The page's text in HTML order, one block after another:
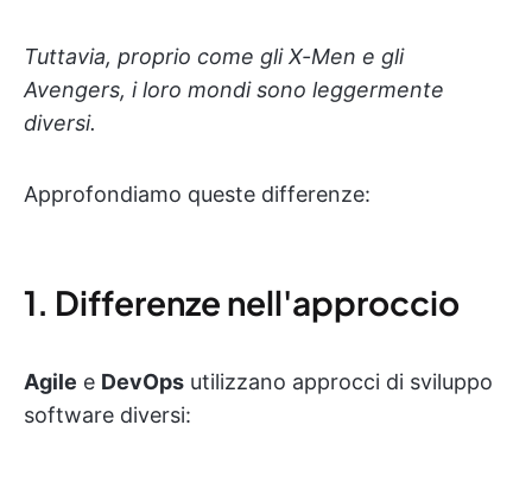
Tuttavia, proprio come gli X-Men e gli
Avengers, i loro mondi sono leggermente
diversi.
Approfondiamo queste differenze:
1. Differenze nell'approccio
Agile e DevOps utilizzano approcci di sviluppo
software diversi: